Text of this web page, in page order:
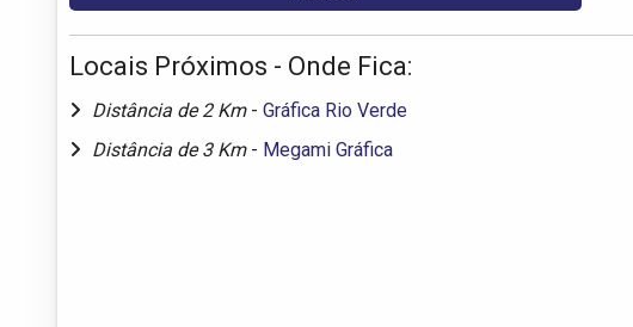
Locais Próximos - Onde Fica:
Distância de 2 Km - Gráfica Rio Verde
Distância de 3 Km - Megami Gráfica